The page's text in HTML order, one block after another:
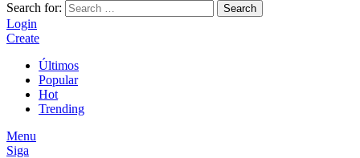
Search for:
Search
Login
Create
Últimos
Popular
Hot
Trending
Menu
Siga